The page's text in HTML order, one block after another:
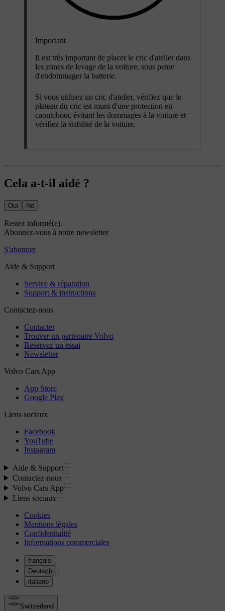
Important
Il est très important de placer le cric d'atelier dans
les zones de levage de la voiture, sous peine
d'endommager la batterie.
Si vous utilisez un cric d'atelier, vérifiez que le
plateau du cric est muni d'une protection en
caoutchouc évitant les dommages à la voiture et
vérifiez la stabilité de la voiture.
Cela a-t-il aidé ?
Oui No